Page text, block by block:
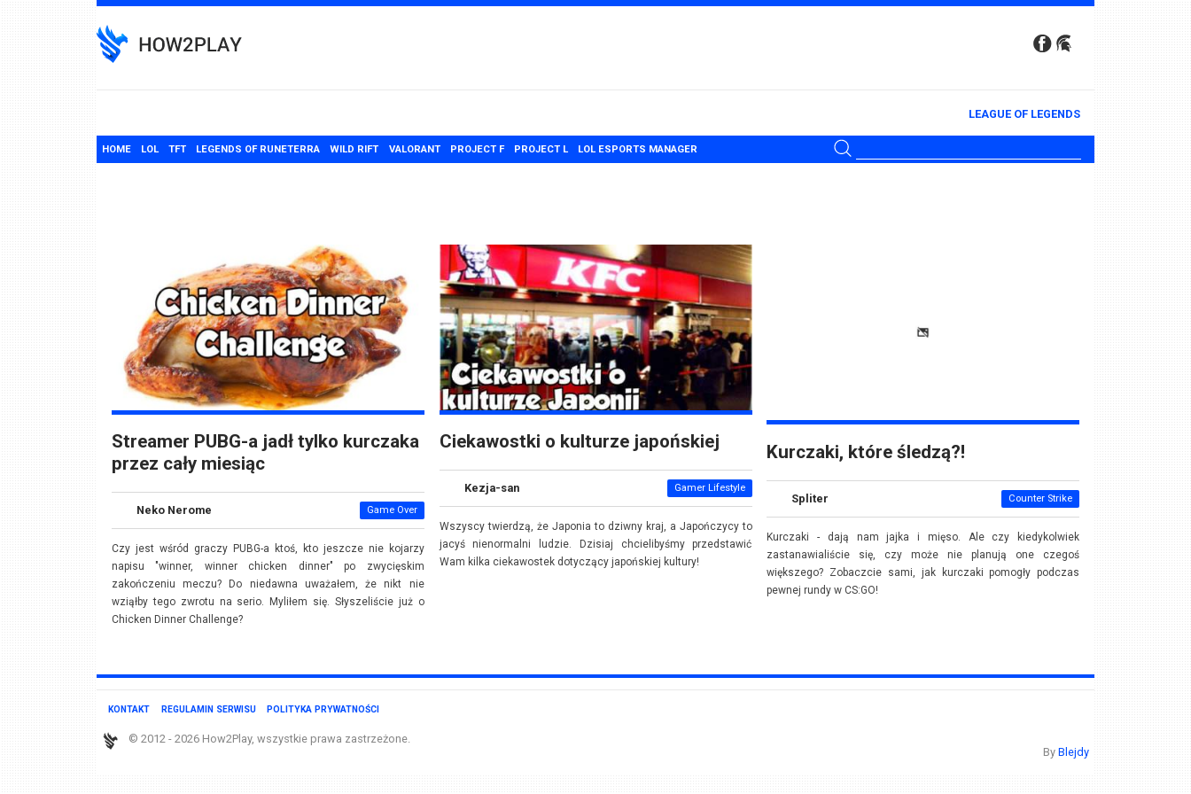
to
content
LEAGUE OF LEGENDS
HOME LOL TFT LEGENDS OF RUNETERRA WILD RIFT VALORANT PROJECT F PROJECT L LOL ESPORTS MANAGER
Streamer PUBG-a jadł tylko kurczaka
przez cały miesiąc
Neko Nerome Game Over
Czy jest wśród graczy PUBG-a ktoś, kto jeszcze nie kojarzy
napisu "winner, winner chicken dinner" po zwycięskim
zakończeniu meczu? Do niedawna uważałem, że nikt nie
wziąłby tego zwrotu na serio. Myliłem się. Słyszeliście już o
Chicken Dinner Challenge?
Ciekawostki o kulturze japońskiej
Kezja-san Gamer Lifestyle
Wszyscy twierdzą, że Japonia to dziwny kraj, a Japończycy to
jacyś nienormalni ludzie. Dzisiaj chcielibyśmy przedstawić
Wam kilka ciekawostek dotyczący japońskiej kultury!
Kurczaki, które śledzą?!
Spliter Counter Strike
Kurczaki - dają nam jajka i mięso. Ale czy kiedykolwiek
zastanawialiście się, czy może nie planują one czegoś
większego? Zobaczcie sami, jak kurczaki pomogły podczas
pewnej rundy w CS:GO!
KONTAKT REGULAMIN SERWISU POLITYKA PRYWATNOŚCI
© 2012 - 2026 How2Play, wszystkie prawa zastrzeżone.
By Blejdy